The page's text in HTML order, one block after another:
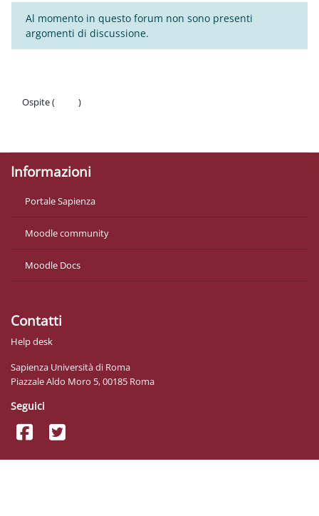
Al momento in questo forum non sono presenti
argomenti di discussione.
Ospite (
)
Informazioni
Portale Sapienza
Moodle community
Moodle Docs
Contatti
Help desk
Sapienza Università di Roma
Piazzale Aldo Moro 5, 00185 Roma
Seguici